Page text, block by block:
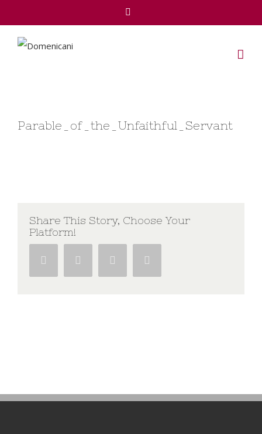
Parable_of_the_Unfaithful_Servant
Share This Story, Choose Your
Platform!
Facebook Twitter Google+